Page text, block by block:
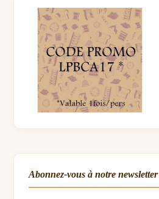
Abonnez-vous à notre newsletter